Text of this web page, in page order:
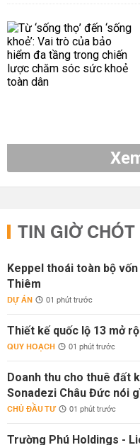
TIN GIỜ CHÓT
Keppel thoái toàn bộ
Thiêm
DỰ ÁN 01 phút trước
Thiết kế quốc lộ 13 mở
QUY HOẠCH 01 phút trước
Doanh thu cho thuê đất
Sonadezi Châu Đức nói
CHỦ ĐẦU TƯ 01 phút trước
Trường Phú Holdings -